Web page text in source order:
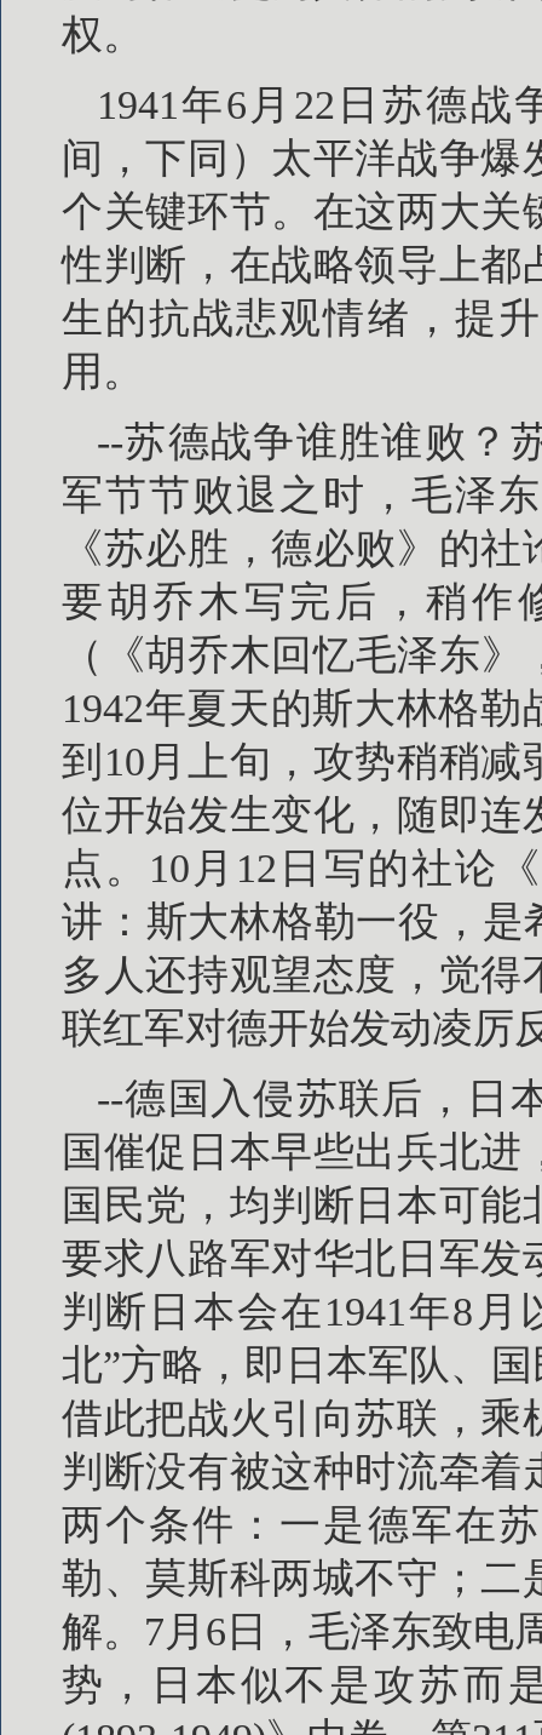
权。
1941年6月22日苏德战
间，下同）太平洋战争
个关键环节。在这两大关
性判断，在战略领导上都
生的抗战悲观情绪，提
用。
--苏德战争谁胜谁败？
军节节败退之时，毛泽
《苏必胜，德必败》的
要胡乔木写完后，稍作
（《胡乔木回忆毛泽东
1942年夏天的斯大林格
到10月上旬，攻势稍稍
位开始发生变化，随即连
点。10月12日写的社论
讲：斯大林格勒一役，是
多人还持观望态度，觉得
联红军对德开始发动凌厉
--德国入侵苏联后，日
国催促日本早些出兵北
国民党，均判断日本可
要求八路军对华北日军发
判断日本会在1941年8
北”方略，即日本军队、
借此把战火引向苏联，乘
判断没有被这种时流牵
两个条件：一是德军在
勒、莫斯科两城不守；二
解。7月6日，毛泽东致电
势，日本似不是攻苏而